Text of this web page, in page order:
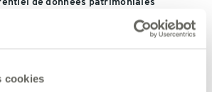
cookies
de données patrimoniales
3D
cohérence avec leur jumeaux numériques